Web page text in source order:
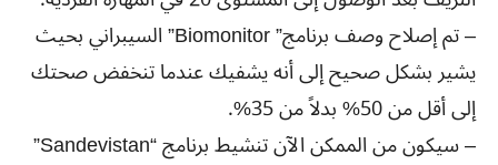
– تم إصلاح وصف برنامج” Biomonitor” السيبراني بحيث
يشير بشكل صحيح إلى أنه يشفيك عندما تنخفض صحتك
إلى أقل من 50% بدلاً من 35%.
– سيكون من الممكن الآن تنشيط برنامج “Sandevistan”